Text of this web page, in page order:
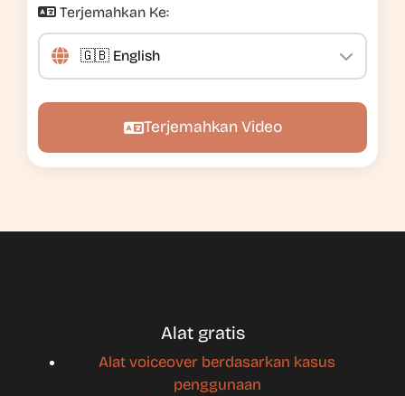
Terjemahkan Ke:
Terjemahkan Video
Alat gratis
Alat voiceover berdasarkan kasus
penggunaan